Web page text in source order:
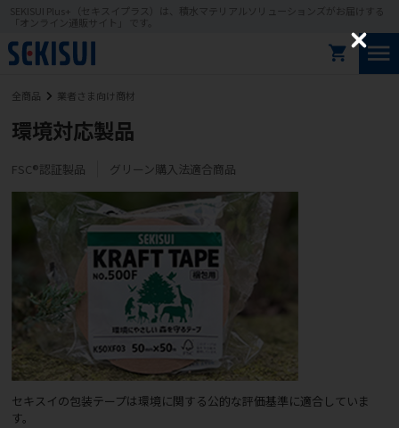
SEKISUI Plus+（セキスイプラス）は、積水マテリアルソリューションズがお届けする
「オンライン通販サイト」 です。
全商品 業者さま向け商材
環境対応製品
FSC®認証製品 グリーン購入法適合商品
セキスイの包装テープは環境に関する公的な評価基準に適合していま
す。
C